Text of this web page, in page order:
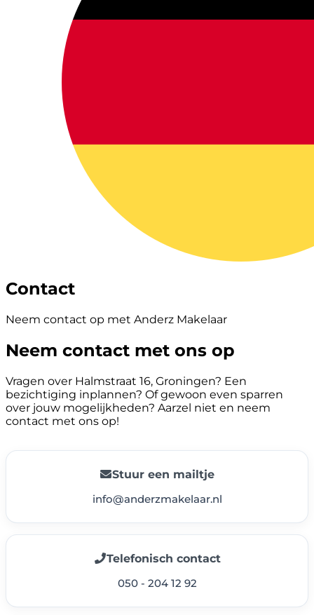
Contact
Neem contact op met Anderz Makelaar
Neem contact met ons op
Vragen over Halmstraat 16, Groningen? Een
bezichtiging inplannen? Of gewoon even sparren
over jouw mogelijkheden? Aarzel niet en neem
contact met ons op!
Stuur een mailtje
info@anderzmakelaar.nl
Telefonisch contact
050 - 204 12 92